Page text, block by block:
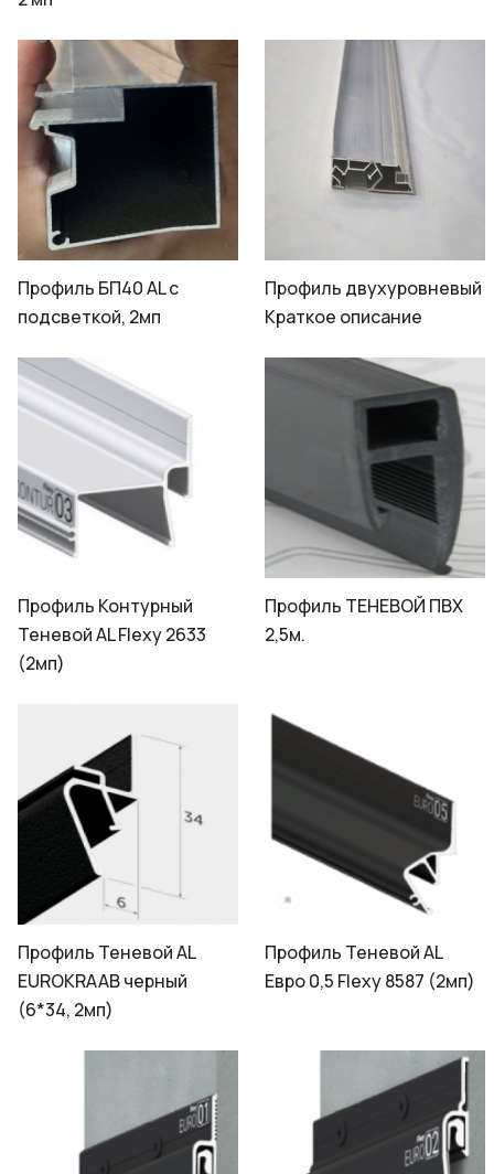
Профиль БП40 AL с
подсветкой, 2мп
Профиль двухуровневый
Краткое описание
Профиль Контурный
Теневой AL Flexy 2633
(2мп)
Профиль ТЕНЕВОЙ ПВХ
2,5м.
Профиль Теневой AL
EUROKRAAB черный
(6*34, 2мп)
Профиль Теневой AL
Евро 0,5 Flexy 8587 (2мп)